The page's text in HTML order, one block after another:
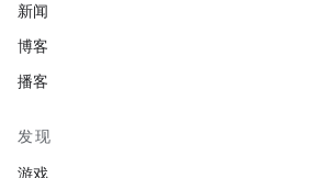
新闻
博客
播客
发现
游戏